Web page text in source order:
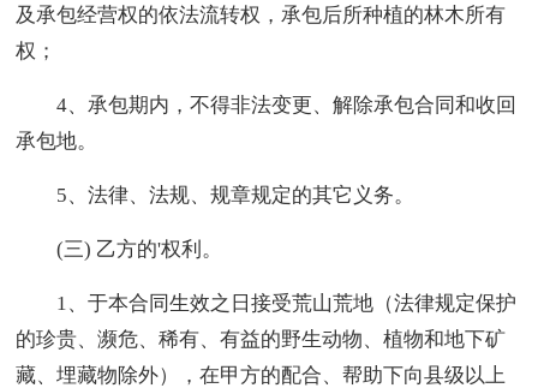
及承包经营权的依法流转权，承包后所种植的林木所有
权；
4、承包期内，不得非法变更、解除承包合同和收回
承包地。
5、法律、法规、规章规定的其它义务。
(三) 乙方的'权利。
1、于本合同生效之日接受荒山荒地（法律规定保护
的珍贵、濒危、稀有、有益的野生动物、植物和地下矿
藏、埋藏物除外），在甲方的配合、帮助下向县级以上